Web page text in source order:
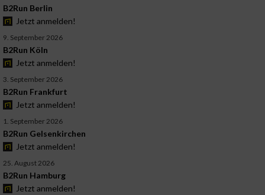
B2Run Berlin
Jetzt anmelden!
9. September 2026
B2Run Köln
Jetzt anmelden!
3. September 2026
B2Run Frankfurt
Jetzt anmelden!
1. September 2026
B2Run Gelsenkirchen
Jetzt anmelden!
25. August 2026
B2Run Hamburg
Jetzt anmelden!